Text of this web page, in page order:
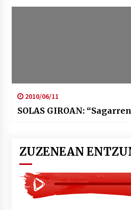
2010/06/11
SOLAS GIROAN:
ZUZENEAN